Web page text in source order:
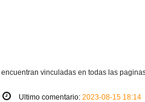
vinculadas en todas las
Ultimo comentario: 2023-08-15 18:14